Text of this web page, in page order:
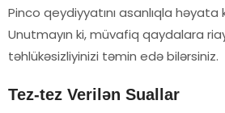
Pinco qeydiyyatını asanlıqla həyata
Unutmayın ki, müvafiq qaydalara
təhlükəsizliyinizi təmin edə bilərsiniz.
Tez-tez Verilən Suallar